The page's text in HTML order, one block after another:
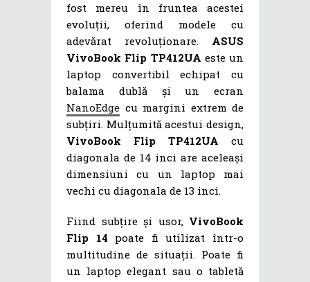
fost mereu în fruntea acestei
evoluții, oferind modele cu
adevărat revoluționare. ASUS
VivoBook Flip TP412UA este un
laptop convertibil echipat cu
balama dublă și un ecran
NanoEdge cu margini extrem de
subțiri. Mulțumită acestui design,
VivoBook Flip TP412UA cu
diagonala de 14 inci are aceleași
dimensiuni cu un laptop mai
vechi cu diagonala de 13 inci.
Fiind subțire și usor, VivoBook
Flip 14 poate fi utilizat într-o
multitudine de situații. Poate fi
un laptop elegant sau o tabletă